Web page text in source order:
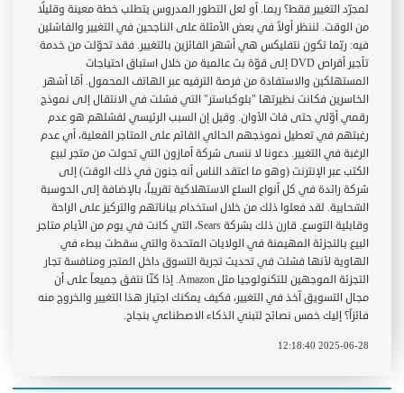
لمجرّد التغيير فقط؟ ربما. أو لعل التطور المدروس يتطلب خطة معينة وقليلًا
من الوقت. لننظر أولاً في بعض الأمثلة على الناجحين في التغيير والفاشلين
فيه: ربّما تكون نتفليكس هي أشهر الفائزين بالتغيير. فقد تحوّلت من خدمة
تأجير أقراص DVD إلى قوّة بث عالمية من خلال استباق احتياجات
المستهلكين والاستفادة من فرصة الترفيه عبر الهاتف المحمول. أمّا أشهر
الخاسرين فكانت نظيرتها "بلوكباستر" التي فشلت في الانتقال إلى نموذج
رقمي أوّلي حتى فات الأوان. وقيل إن السبب الرئيسي لفشلهم هو عدم
رغبتهم في تعطيل نموذجهم الحالي القائم على المتاجر الفعلية، أي عدم
الرغبة في التغيير. دعونا لا ننسى شركة أمازون التي تحولت من متجر لبيع
الكتب عبر الإنترنت (وهو ما اعتقد الناس أنه جنون في ذلك الوقت) إلى
شركة رائدة في كل أنواع السلع الاستهلاكية تقريباً، بالإضافة إلى الحوسبة
السّحابية. لقد فعلوا ذلك من خلال استخدام بياناتهم والتركيز على الراحة
وقابلية التوسع. قارن ذلك بشركة Sears، التي كانت في يوم من الأيام متاجر
البيع بالتجزئة المهيمنة في الولايات المتحدة والتي سقطت ببطء في
الهاوية لأنها فشلت في تحديث تجربة التسوق داخل المتجر ومنافسة تجار
التجزئة الموجهين للتكنولوجيا مثل Amazon. إذا كنّا نتفق جميعاً على أن
مجال التسويق آخذ في التغيير، فكيف يمكنك اجتياز هذا التغيير والخروج منه
فائزاً؟ إليك خمس نصائح لتبني الذكاء الاصطناعي بنجاح.
2025-06-28 12:18:40